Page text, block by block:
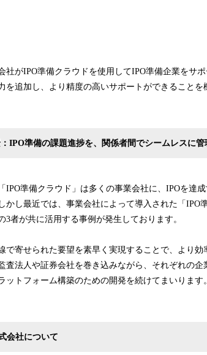
社がIPO準備クラウドを使用してIPO準備企業をサ
を追加し、より精度の高いサポートができることを
IPO準備の課題進捗を、関係者間でシームレスに
IPO準備クラウド」は多くの事業会社に、IPOを達
かし最近では、事業会社によって導入された「IPO
3者が共に活用する事例が発生しております。
で寄せられた要望を素早く実現することで、より効
査法人や証券会社を巻き込みながら、それぞれの
ットフォーム構築のための開発を続けてまいります。
会社について